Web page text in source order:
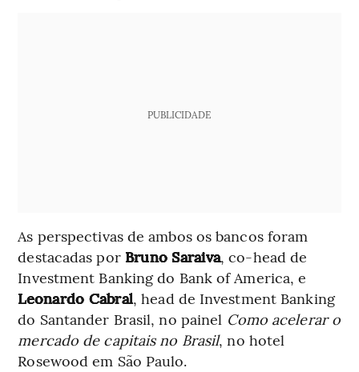
PUBLICIDADE
As perspectivas de ambos os bancos foram
destacadas por Bruno Saraiva, co-head de
Investment Banking do Bank of America, e
Leonardo Cabral, head de Investment Banking
do Santander Brasil, no painel Como acelerar o
mercado de capitais no Brasil, no hotel
Rosewood em São Paulo.